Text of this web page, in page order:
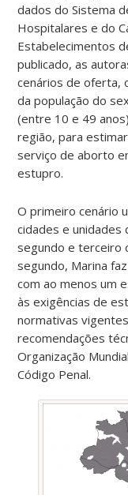
dados do Sistema
Hospitalares e do
Estabelecimentos
publicado, as
cenários de oferta,
da população do
(entre 10 e 49
região, para
serviço de aborto
estupro.
O primeiro cenário
cidades e unidades
segundo e terceiro
segundo, Marina
com ao menos um
às exigências de
normativas
recomendações
Organização
Código Penal.